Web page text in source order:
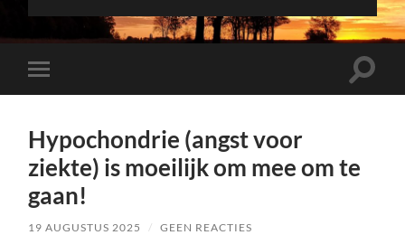
Toggle
mobiel
Toggle
Hypochondrie (angst voor
ziekte) is moeilijk om mee om te
gaan!
19 AUGUSTUS 2025 / GEEN REACTIES